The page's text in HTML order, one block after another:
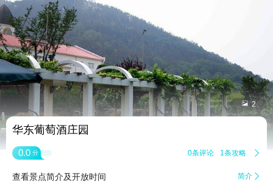
 2
华东葡萄酒庄园
0.0 分 0条评论 1条攻略 
查看景点简介及开放时间 简介 
